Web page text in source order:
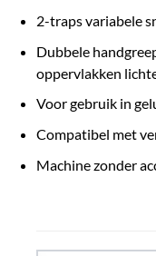
2-traps variabele
Dubbele
oppervlakken
Voor gebruik in
Compatibel met
Machine zonder